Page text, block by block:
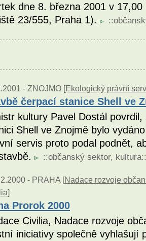
dne 8. března 2001 v
23/555, Praha 1).
::
- ZNOJMO [Ekologický právní
čerpací stanice Shell ve
kultury Pavel Dostál
Shell ve Znojmě bylo
servis proto podal podnět,
::občanský sektor, kultura::
- PRAHA [Nadace rozvoje
]
Prorok 2000
Civilia, Nadace rozvoje
iniciativy společně vyhlašují